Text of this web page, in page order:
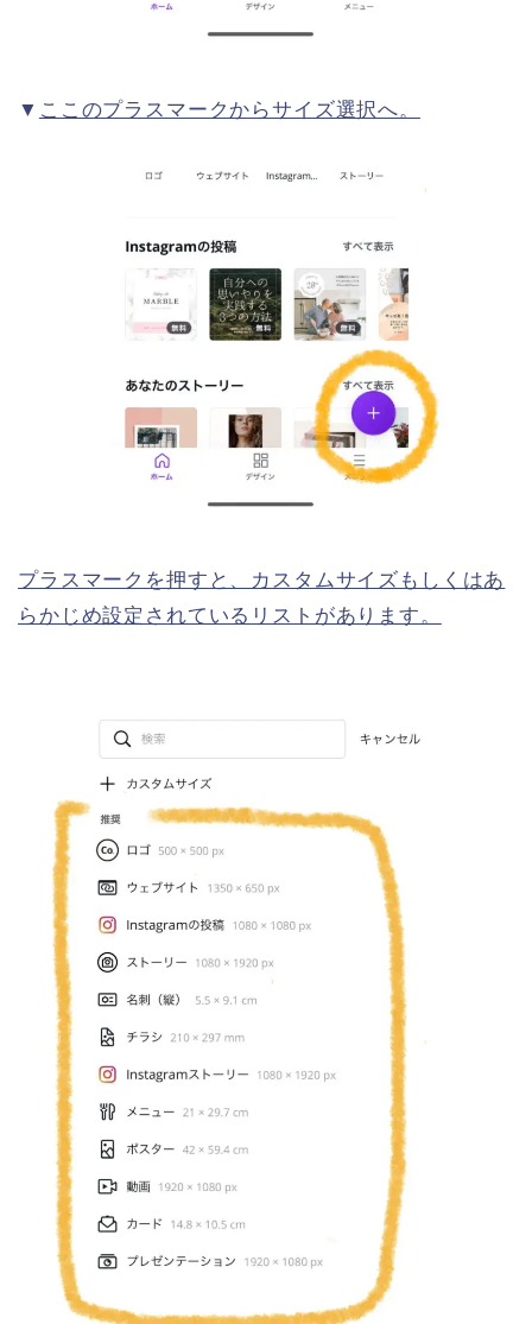
▼ ここのプラスマークからサイズ選択へ。
プラスマークを押すと、カスタムサイズもしくはあ
らかじめ設定されているリストがあります。